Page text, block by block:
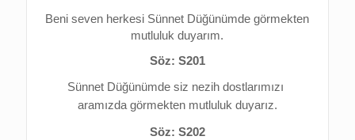
mutluluk duyarım.
Söz: S201
Sünnet Düğünümde siz nezih dostlarımızı
aramızda görmekten mutluluk duyarız.
Söz: S202